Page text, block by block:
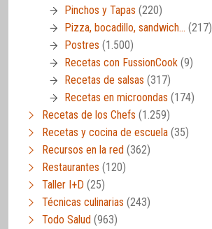
Pinchos y Tapas (220)
Pizza, bocadillo, sandwich… (217)
Postres (1.500)
Recetas con FussionCook (9)
Recetas de salsas (317)
Recetas en microondas (174)
Recetas de los Chefs (1.259)
Recetas y cocina de escuela (35)
Recursos en la red (362)
Restaurantes (120)
Taller I+D (25)
Técnicas culinarias (243)
Todo Salud (963)